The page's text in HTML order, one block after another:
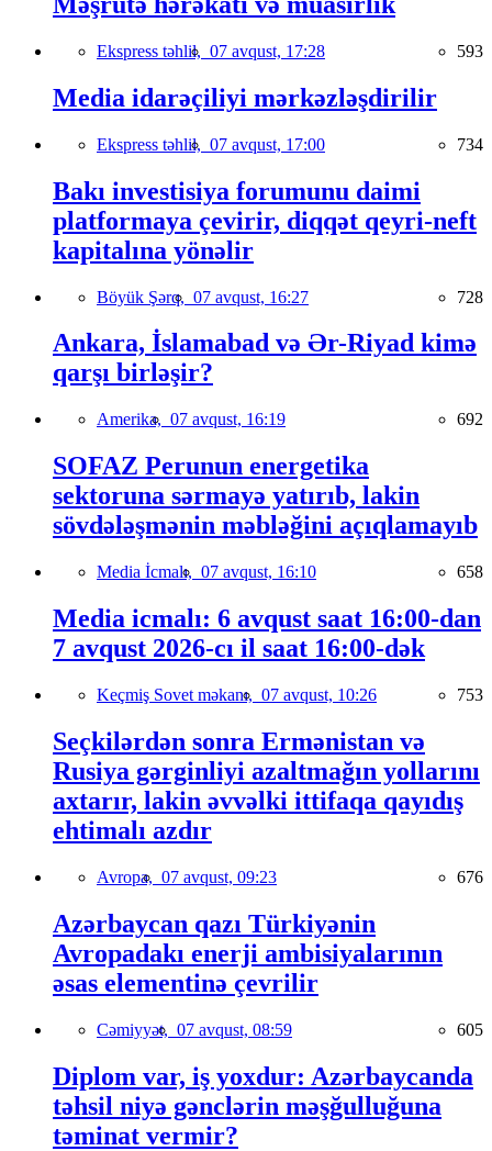
Ekspress təhlil, 07 avqust, 17:28 593
Media idarəçiliyi mərkəzləşdirilir
Ekspress təhlil, 07 avqust, 17:00 734
Bakı investisiya forumunu daimi
platformaya çevirir, diqqət qeyri-neft
kapitalına yönəlir
Böyük Şərq, 07 avqust, 16:27 728
Ankara, İslamabad və Ər-Riyad kimə
qarşı birləşir?
Amerika, 07 avqust, 16:19 692
SOFAZ Perunun energetika
sektoruna sərmayə yatırıb, lakin
sövdələşmənin məbləğini açıqlamayıb
Media İcmalı, 07 avqust, 16:10 658
Media icmalı: 6 avqust saat 16:00-dan
7 avqust 2026-cı il saat 16:00-dək
Keçmiş Sovet məkanı, 07 avqust, 10:26 753
Seçkilərdən sonra Ermənistan və
Rusiya gərginliyi azaltmağın yollarını
axtarır, lakin əvvəlki ittifaqa qayıdış
ehtimalı azdır
Avropa, 07 avqust, 09:23 676
Azərbaycan qazı Türkiyənin
Avropadakı enerji ambisiyalarının
əsas elementinə çevrilir
Cəmiyyət, 07 avqust, 08:59 605
Diplom var, iş yoxdur: Azərbaycanda
təhsil niyə gənclərin məşğulluğuna
təminat vermir?